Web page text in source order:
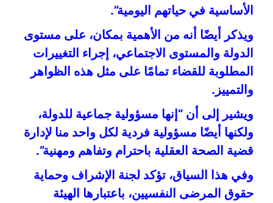
الأساسية في حياتهم اليومية”.
ويذكر أيضًا أنه من الأهمية بمكان، على مستوى
الدولة والمستوى الاجتماعي، إجراء التغييرات
المطلوبة للقضاء تمامًا على مثل هذه الظواهر
والتمييز.
ويشير إلى أن “إنها مسؤولية جماعية للدولة،
ولكنها أيضًا مسؤولية فردية لكل واحد منا لإدارة
قضية الصحة العقلية باحترام وتفاهم ومهنية”.
وفي هذا السياق، تؤكد لجنة الإشراف وحماية
حقوق المرضى النفسيين، باعتبارها الهيئة